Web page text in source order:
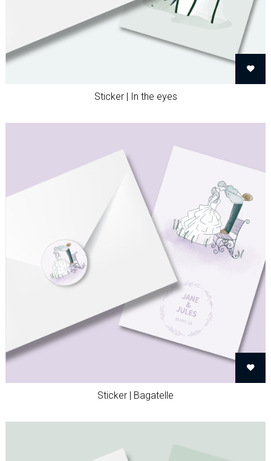
Sticker | In the eyes
Sticker | Bagatelle